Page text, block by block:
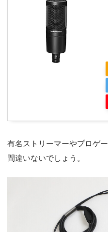
有名ストリーマーやプロゲ
間違いないでしょう。